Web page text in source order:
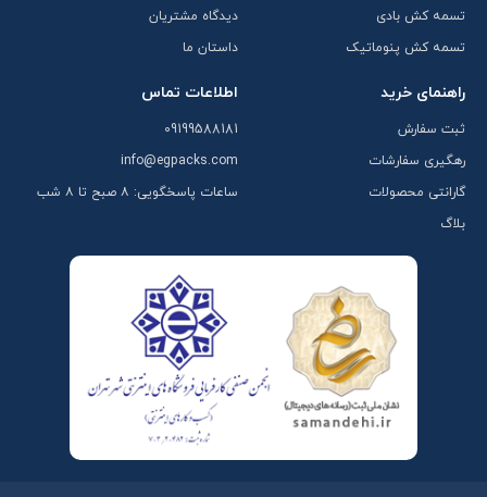
تسمه کش بادی
تسمه کش پنوماتیک
دیدگاه مشتریان
داستان ما
راهنمای خرید
ثبت سفارش
رهگیری سفارشات
گارانتی محصولات
بلاگ
اطلاعات تماس
09199588181
info@egpacks.com
ساعات پاسخگویی: ۸ صبح تا ۸ شب